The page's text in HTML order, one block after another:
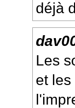
déjà
Les
et